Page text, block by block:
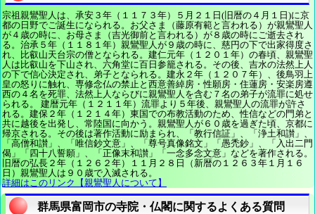
宗祖親鸞聖人は、承安３年（１１７３年）５月２１日(旧暦の４月１日)に京
都の日野でご誕生になられる。お父さま（藤原有範と言われる）が親鸞聖人
が４歳の時に、お母さま（吉光御前と言われる）が８歳の時にご逝去され
る。治承５年（１１８１年）親鸞聖人が９歳の時に、慈円の下で出家得度さ
れ、比叡山天台宗の僧となられる。建仁元年（１２０１年）の春頃、親鸞聖
人は比叡山を下山され、六角堂に百日参籠される。その後、吉水の法然上人
の下で信心決定され、弟子となられる。建永２年（１２０７年）、後鳥羽上
皇の怒りに触れ、専修念仏の禁止と西意善綽房・性願房・住蓮房・安楽房遵
西の４名を死罪、法然上人ならびに親鸞聖人を含む７名の弟子が流罪に処せ
られる。 建暦元年（１２１１年）流罪より５年後、親鸞聖人の流罪が許さ
れる。建保２年（１２１４年）東国での布教活動のため、性信などの門弟と
共に越後を出発し、常陸国に向かう。親鸞聖人が６０歳を過ぎた頃、京都に
帰京される。その後は著作活動に励まられ、「教行信証」、「浄土和讃」、
「高僧和讃」、「唯信鈔文意」、「尊号真像銘文」「愚禿鈔」、「入出二門
偈」「四十八誓願」、「正像末和讃」「一念多念文意」などを著作される。
旧暦の弘長２年（１２６２年）１１月２８日（新暦の１２６３年１月１６
日）親鸞聖人は９０歳で入滅される。
詳細はこのリンク【親鸞聖人について】
群馬県富岡市の寺院・仏閣に関するよくある質問